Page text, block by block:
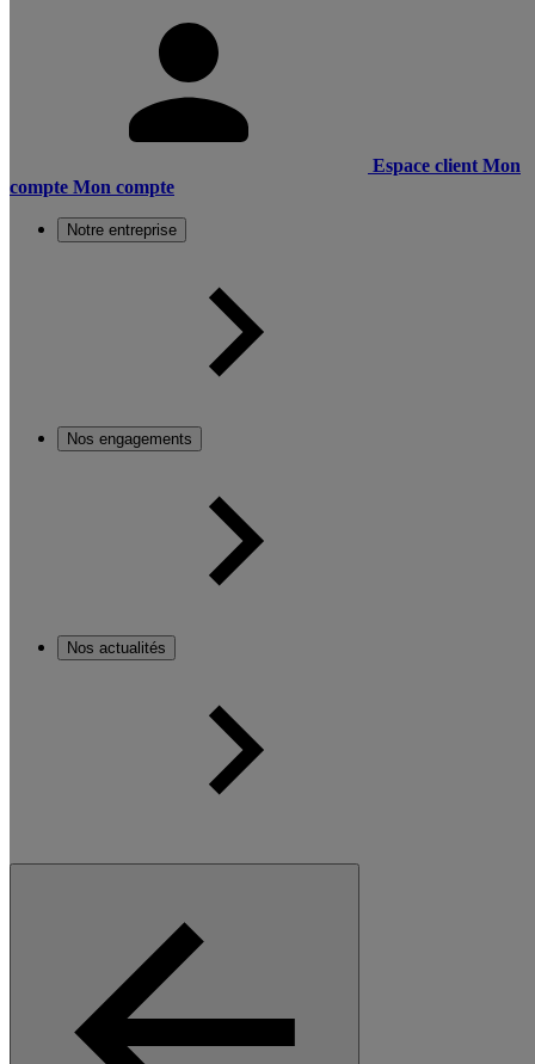
Espace client Mon
compte Mon compte
Notre entreprise
Nos engagements
Nos actualités